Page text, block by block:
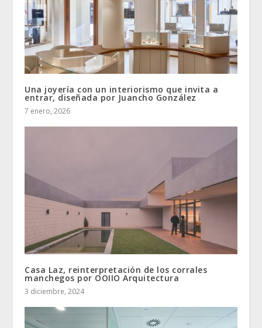
Una joyería con un interiorismo que invita a
entrar, diseñada por Juancho González
7 enero, 2026
Casa Laz, reinterpretación de los corrales
manchegos por OOIIO Arquitectura
3 diciembre, 2024